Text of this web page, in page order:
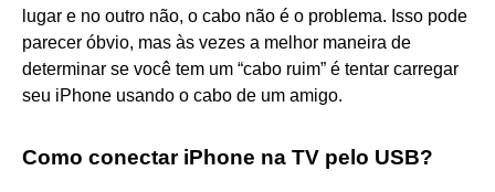
lugar e no outro não, o cabo não é o problema. Isso pode
parecer óbvio, mas às vezes a melhor maneira de
determinar se você tem um “cabo ruim” é tentar carregar
seu iPhone usando o cabo de um amigo.
Como conectar iPhone na TV pelo USB?